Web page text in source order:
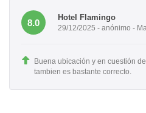
8.0
Hotel Flamingo
29/12/2025 - anónimo -
Buena ubicación y en cuestión
tambien es bastante correcto.